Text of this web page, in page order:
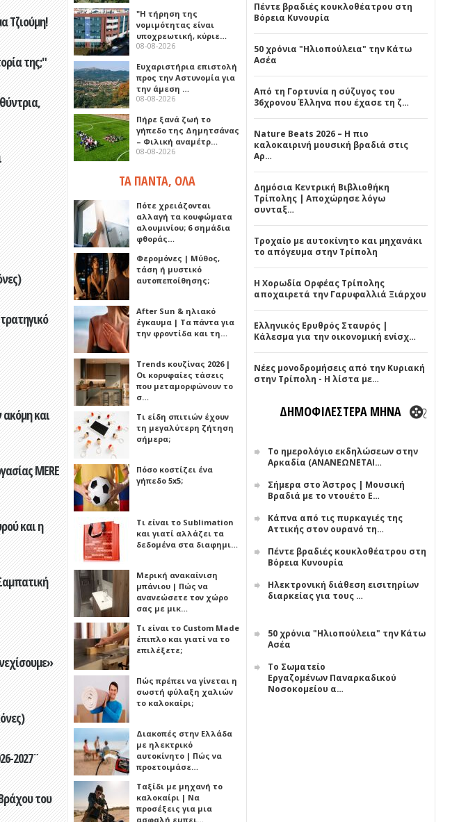
Τζιούμη!
της;"
και
MERE
και η
2027¨
του
"Η τήρηση της
νομιμότητας είναι
υποχρεωτική, κύριε…
08-08-2026
Ευχαριστήρια επιστολή
προς την Αστυνομία για
την άμεση …
08-08-2026
Πήρε ξανά ζωή το
γήπεδο της Δημητσάνας
– Φιλική αναμέτρ…
08-08-2026
ΤΑ ΠΑΝΤΑ, ΟΛΑ
Πότε χρειάζονται
αλλαγή τα κουφώματα
αλουμινίου; 6 σημάδια
φθοράς…
Φερομόνες | Μύθος,
τάση ή μυστικό
αυτοπεποίθησης;
After Sun & ηλιακό
έγκαυμα | Τα πάντα για
την φροντίδα και τη…
Trends κουζίνας 2026 |
Οι κορυφαίες τάσεις
που μεταμορφώνουν το
σ…
Τι είδη σπιτιών έχουν
τη μεγαλύτερη ζήτηση
σήμερα;
Πόσο κοστίζει ένα
γήπεδο 5x5;
Τι είναι το Sublimation
και γιατί αλλάζει τα
δεδομένα στα διαφημι…
Μερική ανακαίνιση
μπάνιου | Πώς να
ανανεώσετε τον χώρο
σας με μικ…
Τι είναι το Custom Made
έπιπλο και γιατί να το
επιλέξετε;
Πώς πρέπει να γίνεται η
σωστή φύλαξη χαλιών
το καλοκαίρι;
Διακοπές στην Ελλάδα
με ηλεκτρικό
αυτοκίνητο | Πώς να
προετοιμάσε…
Ταξίδι με μηχανή το
καλοκαίρι | Να
προσέξεις για μια
ασφαλή εμπει…
Πέντε βραδιές κουκλοθέατρου στη
Βόρεια Κυνουρία
50 χρόνια "Ηλιοπούλεια" την Κάτω
Ασέα
Από τη Γορτυνία η σύζυγος του
36χρονου Έλληνα που έχασε τη ζ…
Nature Beats 2026 – Η πιο
καλοκαιρινή μουσική βραδιά στις
Αρ…
Δημόσια Κεντρική Βιβλιοθήκη
Τρίπολης | Αποχώρησε λόγω
συνταξ…
Τροχαίο με αυτοκίνητο και μηχανάκι
το απόγευμα στην Τρίπολη
Η Χορωδία Ορφέας Τρίπολης
αποχαιρετά την Γαρυφαλλιά Ξιάρχου
Ελληνικός Ερυθρός Σταυρός |
Κάλεσμα για την οικονομική ενίσχ…
Νέες μονοδρομήσεις από την Κυριακή
στην Τρίπολη - Η λίστα με…
ΔΗΜΟΦΙΛΕΣΤΕΡΑ ΜΗΝΑ
Το ημερολόγιο εκδηλώσεων στην
Αρκαδία (ΑΝΑΝΕΩΝΕΤΑΙ…
Σήμερα στο Άστρος | Μουσική
Βραδιά με το ντουέτο Ε…
Κάπνα από τις πυρκαγιές της
Αττικής στον ουρανό τη…
Πέντε βραδιές κουκλοθέατρου στη
Βόρεια Κυνουρία
Ηλεκτρονική διάθεση εισιτηρίων
διαρκείας για τους …
50 χρόνια "Ηλιοπούλεια" την Κάτω
Ασέα
Το Σωματείο
Εργαζομένων Παναρκαδικού
Νοσοκομείου α…